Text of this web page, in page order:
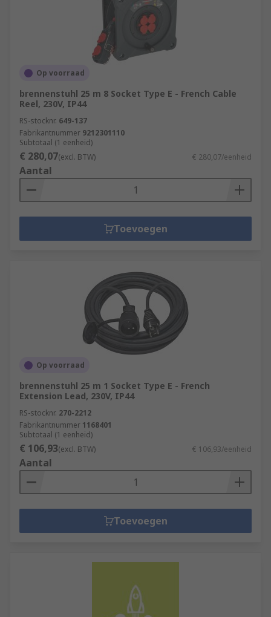
Op voorraad
brennenstuhl 25 m 8 Socket Type E - French Cable
Reel, 230V, IP44
RS-stocknr. 649-137
Fabrikantnummer 9212301110
Subtotaal (1 eenheid)
€ 280,07(excl. BTW) € 280,07/eenheid
Aantal
Toevoegen
Op voorraad
brennenstuhl 25 m 1 Socket Type E - French
Extension Lead, 230V, IP44
RS-stocknr. 270-2212
Fabrikantnummer 1168401
Subtotaal (1 eenheid)
€ 106,93(excl. BTW) € 106,93/eenheid
Aantal
Toevoegen